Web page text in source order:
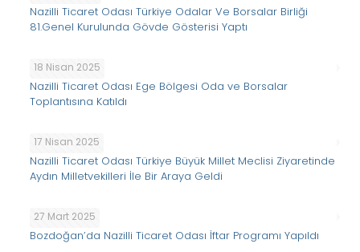
Nazilli Ticaret Odası Türkiye Odalar Ve Borsalar Birliği
81.Genel Kurulunda Gövde Gösterisi Yaptı
18 Nisan 2025
Nazilli Ticaret Odası Ege Bölgesi Oda ve Borsalar
Toplantısına Katıldı
17 Nisan 2025
Nazilli Ticaret Odası Türkiye Büyük Millet Meclisi Ziyaretinde
Aydın Milletvekilleri İle Bir Araya Geldi
27 Mart 2025
Bozdoğan’da Nazilli Ticaret Odası İftar Programı Yapıldı